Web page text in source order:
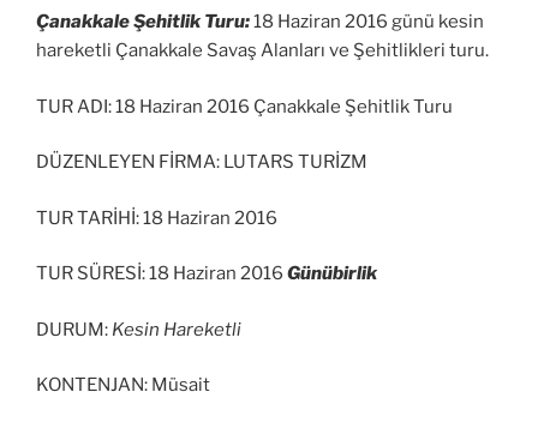
Çanakkale Şehitlik Turu:18 Haziran 2016 günü kesin
hareketli Çanakkale Savaş Alanları ve Şehitlikleri turu.
TUR ADI: 18 Haziran 2016 Çanakkale Şehitlik Turu
DÜZENLEYEN FİRMA: LUTARS TURİZM
TUR TARİHİ: 18 Haziran 2016
TUR SÜRESİ: 18 Haziran 2016 Günübirlik
DURUM: Kesin Hareketli
KONTENJAN: Müsait